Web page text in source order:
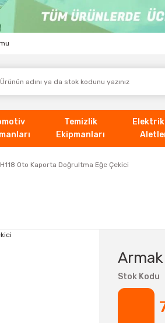
Temizlik
Ekipmanları
Oto Kaporta Doğrultma Eğe Çekici
Stok Kodu